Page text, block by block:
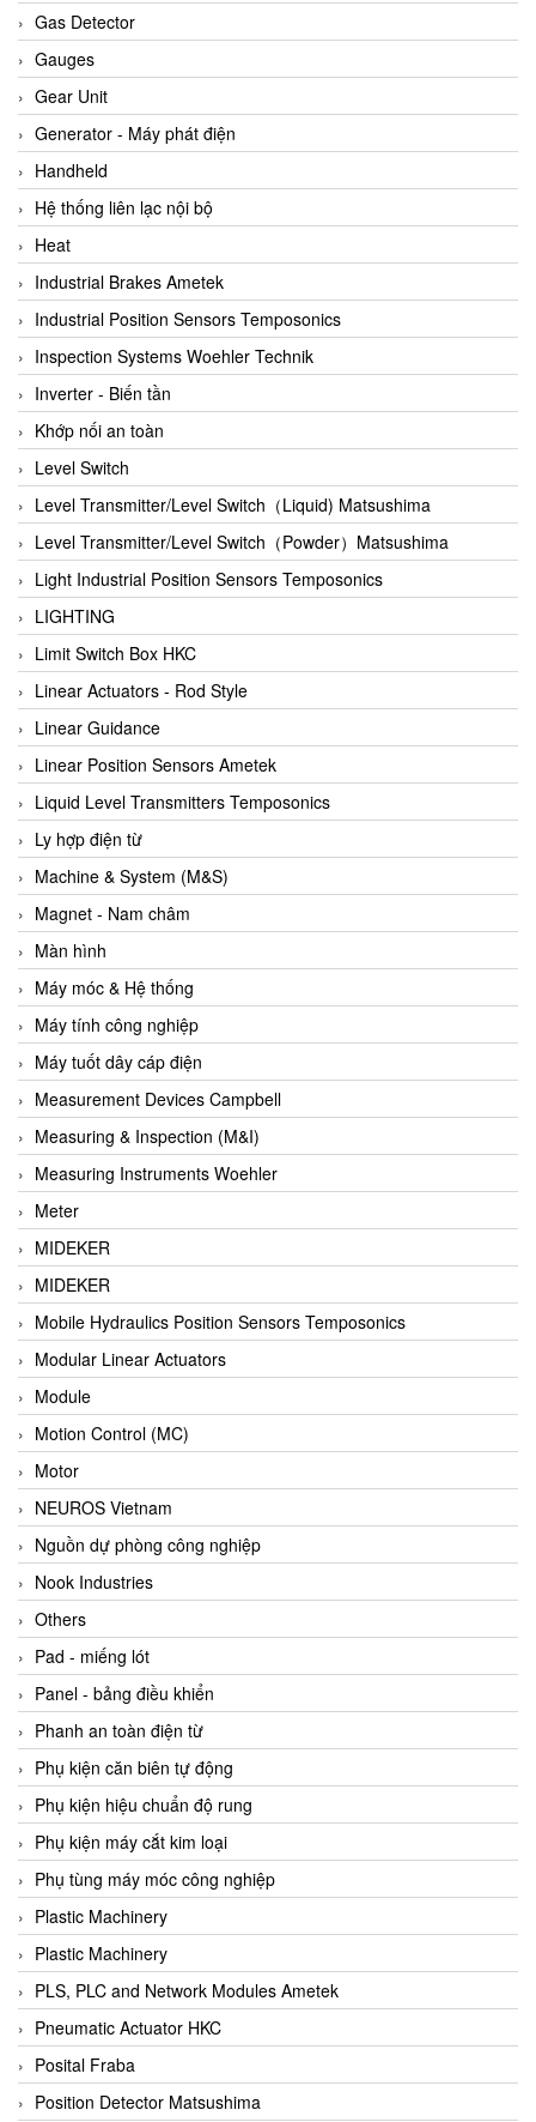
ARCA Regler
Arcos Hydraulik
Ardetem-Sfere-Vietnam
Argal
AS ENERGI
ASCO CO2
Asker
AT2E
ATC Pneumatic
ATEX System
ATI - IA
ATI (Analytical Technology Inc)
Atos
Atrax
Auma
Autec
Auto Flow
Automatic valve
Aventics
Avproglobal
Axiomtek
AZBIL
B&C Electronics
B&R
Babcok wilcox
Baelz Automatic Vietnam
Bahr Modultechnik Vietnam
Balluff
BamBo Vietnam
Barel Vietnam
Barksdale
Bartec
Basco
Baumer
Baumuller Vietnam
Baykee
BBC Bircher Smart Access
BCS ITALY
BEA SENSORS
Beacon Extender
Beckhoff
Bedook
Bei Sensor
Beijer
Beinlich-pumps
Beka
BEKO
Belimo
Benetech Vietnam
Bently Nevada
Bentone Vietnam
Bernstein Vietnam
Berthold
Bestech
Bestech
BETA
Bifold
Gas Detector
Gauges
Gear Unit
Generator - Máy phát điện
Handheld
Hệ thống liên lạc nội bộ
Heat
Industrial Brakes Ametek
Industrial Position Sensors Temposonics
Inspection Systems Woehler Technik
Inverter - Biến tần
Khớp nối an toàn
Level Switch
Level Transmitter/Level Switch（Liquid) Matsushima
Level Transmitter/Level Switch（Powder）Matsushima
Light Industrial Position Sensors Temposonics
LIGHTING
Limit Switch Box HKC
Linear Actuators - Rod Style
Linear Guidance
Linear Position Sensors Ametek
Liquid Level Transmitters Temposonics
Ly hợp điện từ
Machine & System (M&S)
Magnet - Nam châm
Màn hình
Máy móc & Hệ thống
Máy tính công nghiệp
Máy tuốt dây cáp điện
Measurement Devices Campbell
Measuring & Inspection (M&I)
Measuring Instruments Woehler
Meter
MIDEKER
MIDEKER
Mobile Hydraulics Position Sensors Temposonics
Modular Linear Actuators
Module
Motion Control (MC)
Motor
NEUROS Vietnam
Nguồn dự phòng công nghiệp
Nook Industries
Others
Pad - miếng lót
Panel - bảng điều khiển
Phanh an toàn điện từ
Phụ kiện căn biên tự động
Phụ kiện hiệu chuẩn độ rung
Phụ kiện máy cắt kim loại
Phụ tùng máy móc công nghiệp
Plastic Machinery
Plastic Machinery
PLS, PLC and Network Modules Ametek
Pneumatic Actuator HKC
Posital Fraba
Position Detector Matsushima